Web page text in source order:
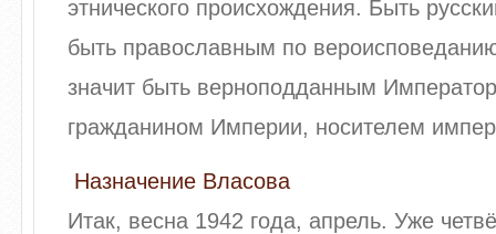
этнического происхождения. Быть
быть православным по
значит быть верноподдан­ным
гражданином Империи, носи­телем
Назначение Власова
Итак, весна 1942 года, апрель. Уже